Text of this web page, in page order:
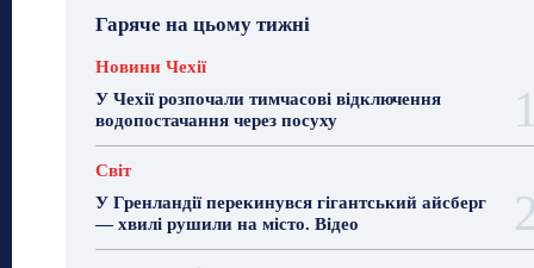
Гаряче на цьому тижні
Новини Чехії
У Чехії розпочали тимчасові відключення
водопостачання через посуху
Світ
У Гренландії перекинувся гігантський айсберг
— хвилі рушили на місто. Відео